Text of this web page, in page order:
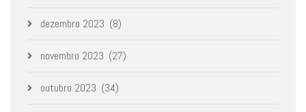
dezembro 2023 (8)
novembro 2023 (27)
outubro 2023 (34)